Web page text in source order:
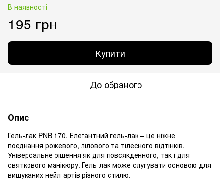
В наявності
195 грн
Купити
До обраного
Опис
Гель-лак PNB 170. Елегантний гель-лак – це ніжне
поєднання рожевого, лілового та тілесного відтінків.
Універсальне рішення як для повсякденного, так і для
святкового манікюру. Гель-лак може слугувати основою для
вишуканих нейл-артів різного стилю.